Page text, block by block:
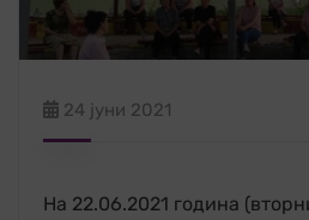
24 јуни 2021
На 22.06.2021 година